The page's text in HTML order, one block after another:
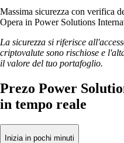
Massima sicurezza con verifica
Opera in Power Solutions
La sicurezza si riferisce
criptovalute sono rischiose e
il valore del tuo portafoglio.
Prezo Power
in tempo reale
Inizia in pochi minuti